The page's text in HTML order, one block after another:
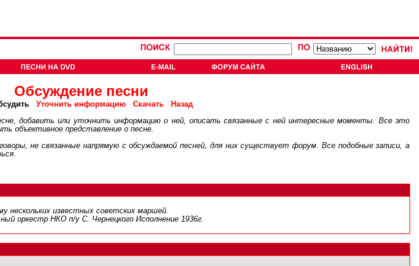
Обсуждение песни
Уточнить информацию Скачать
Назад
добавить или уточнить информацию о ней, описать связанные с ней интересные моменты. Все это
объективное представление о песне.
не связанные напрямую с обсуждаемой песней, для них существует форум. Все подобные записи, а
нескольких известных советских маршей.
оркестр НКО п/у С. Чернецкого Исполнение 1936г.